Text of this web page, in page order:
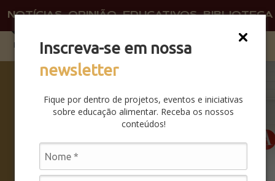
Inscreva-se em nossa
newsletter
Fique por dentro de projetos, eventos e iniciativas
sobre educação alimentar. Receba os nossos
conteúdos!
NOTÍCIAS OPINIÃO EDUCATIVOS BIBLIOTECA
SABERES
DA BOCA
PRA
SAIBA
COMO
FOI O